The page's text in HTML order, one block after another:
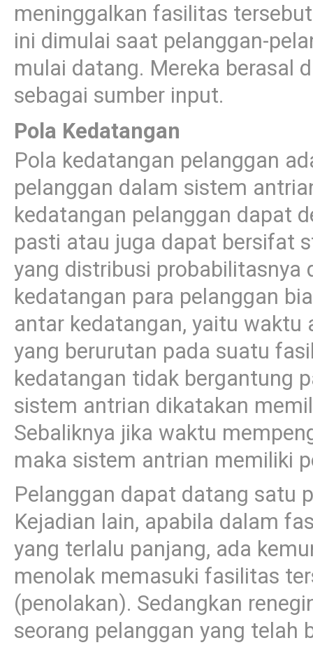
meninggalkan fasilitas
ini dimulai saat pelanggan-
mulai datang. Mereka berasal
sebagai sumber input.
Pola Kedatangan
Pola kedatangan pelanggan
pelanggan dalam sistem
kedatangan pelanggan dapat
pasti atau juga dapat bersifat
yang distribusi probabilitasnya
kedatangan para pelanggan
antar kedatangan, yaitu waktu
yang berurutan pada suatu
kedatangan tidak bergantung
sistem antrian dikatakan
Sebaliknya jika waktu
maka sistem antrian memiliki
Pelanggan dapat datang satu
Kejadian lain, apabila dalam
yang terlalu panjang, ada
menolak memasuki fasilitas
(penolakan). Sedangkan
seorang pelanggan yang telah